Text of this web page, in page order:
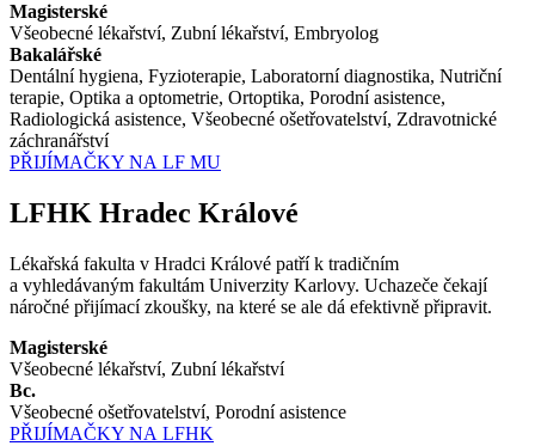
Magisterské
Všeobecné lékařství, Zubní lékařství, Embryolog
Bakalářské
Dentální hygiena, Fyzioterapie, Laboratorní diagnostika, Nutriční
terapie, Optika a optometrie, Ortoptika, Porodní asistence,
Radiologická asistence, Všeobecné ošetřovatelství, Zdravotnické
záchranářství
PŘIJÍMAČKY NA LF MU
LFHK Hradec Králové
Lékařská fakulta v Hradci Králové patří k tradičním
a vyhledávaným fakultám Univerzity Karlovy. Uchazeče čekají
náročné přijímací zkoušky, na které se ale dá efektivně připravit.
Magisterské
Všeobecné lékařství, Zubní lékařství
Bc.
Všeobecné ošetřovatelství, Porodní asistence
PŘIJÍMAČKY NA LFHK